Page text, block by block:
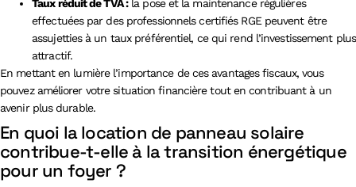
Taux réduit de TVA :la pose et la maintenance régulières
effectuées par des professionnels certifiés RGE peuvent être
assujetties à un taux préférentiel, ce qui rend l’investissement plus
attractif.
En mettant en lumière l’importance de ces avantages fiscaux, vous
pouvez améliorer votre situation financière tout en contribuant à un
avenir plus durable.
En quoi la location de panneau solaire
contribue-t-elle à la transition énergétique
pour un foyer ?